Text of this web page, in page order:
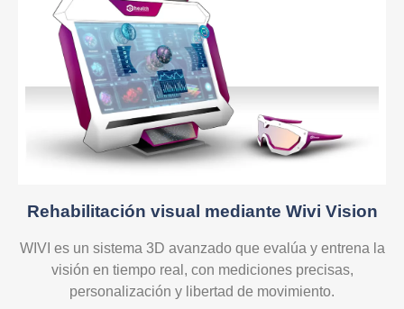
Rehabilitación visual mediante Wivi Vision
WIVI es un sistema 3D avanzado que evalúa y entrena la
visión en tiempo real, con mediciones precisas,
personalización y libertad de movimiento.